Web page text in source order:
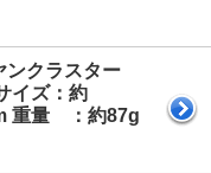
ンクラスター
イズ：約
重量 ：約87g